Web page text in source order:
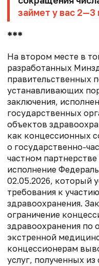
займет у вас 2—3
***
На втором месте в
разработанных
правительственных
устанавливающих
заключения,
государственных
объектов
как концессионных
о государственно-
частном
исполнение
02.05.2026, который
требования к
здравоохранения.
ограничение
здравоохранения по
экстренной
концессионерам
услуг, полученных